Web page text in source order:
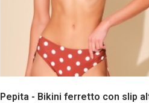
Pepita - Bikini ferretto con slip